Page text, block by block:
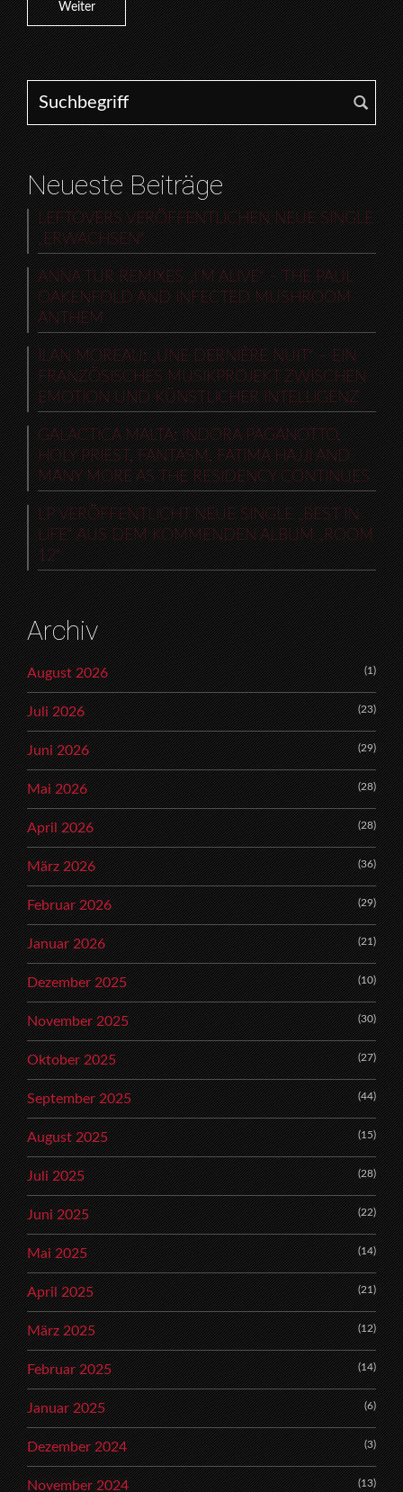
Weiter
Search for:
Neueste Beiträge
LEFTOVERS VERÖFFENTLICHEN NEUE SINGLE
„ERWACHSEN“
ANNA TUR REMIXES „I’M ALIVE“ – THE PAUL
OAKENFOLD AND INFECTED MUSHROOM
ANTHEM
ILAN MOREAU: „UNE DERNIÈRE NUIT“ – EIN
FRANZÖSISCHES MUSIKPROJEKT ZWISCHEN
EMOTION UND KÜNSTLICHER INTELLIGENZ
GALACTICA MALTA: INDORA PAGANOTTO,
HOLY PRIEST, FANTASM, FATIMA HAJJI AND
MANY MORE AS THE RESIDENCY CONTINUES
LP VERÖFFENTLICHT NEUE SINGLE „BEST IN
LIFE“ AUS DEM KOMMENDEN ALBUM „ROOM
12“
Archiv
August 2026 (1)
Juli 2026 (23)
Juni 2026 (29)
Mai 2026 (28)
April 2026 (28)
März 2026 (36)
Februar 2026 (29)
Januar 2026 (21)
Dezember 2025 (10)
November 2025 (30)
Oktober 2025 (27)
September 2025 (44)
August 2025 (15)
Juli 2025 (28)
Juni 2025 (22)
Mai 2025 (14)
April 2025 (21)
März 2025 (12)
Februar 2025 (14)
Januar 2025 (6)
Dezember 2024 (3)
November 2024 (13)